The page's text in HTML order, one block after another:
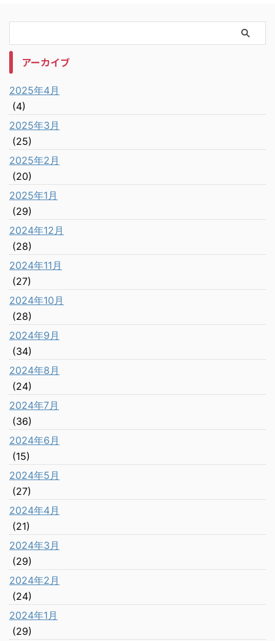
アーカイブ
2025年4月
(4)
2025年3月
(25)
2025年2月
(20)
2025年1月
(29)
2024年12月
(28)
2024年11月
(27)
2024年10月
(28)
2024年9月
(34)
2024年8月
(24)
2024年7月
(36)
2024年6月
(15)
2024年5月
(27)
2024年4月
(21)
2024年3月
(29)
2024年2月
(24)
2024年1月
(29)